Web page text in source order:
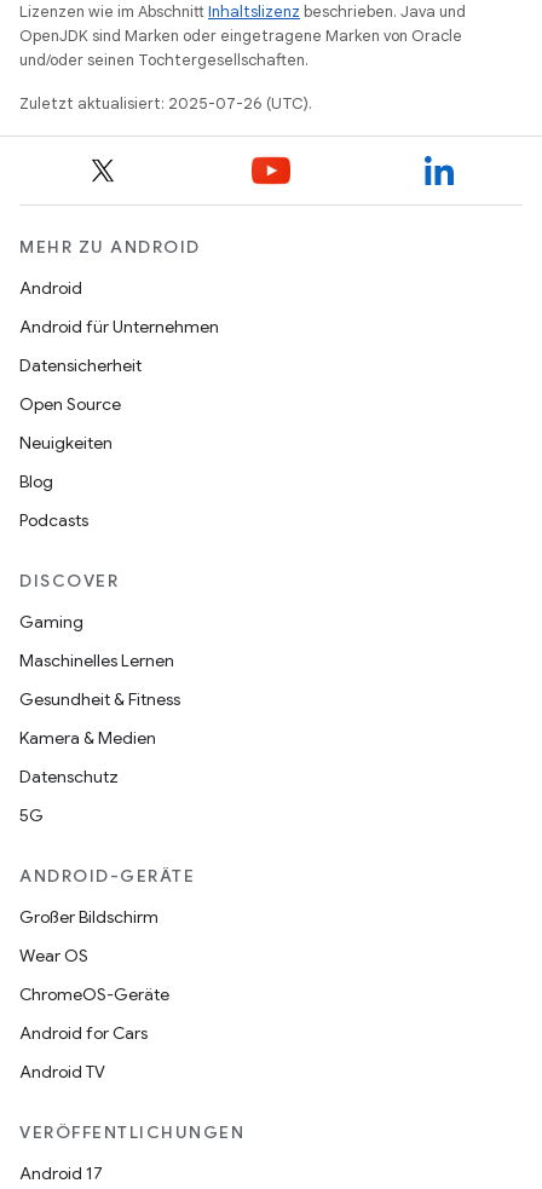
Lizenzen wie im AbschnittInhaltslizenz beschrieben. Java und
OpenJDK sind Marken oder eingetragene Marken von Oracle
und/oder seinen Tochtergesellschaften.
Zuletzt aktualisiert: 2025-07-26 (UTC).
MEHR ZU ANDROID
Android
Android für Unternehmen
Datensicherheit
Open Source
Neuigkeiten
Blog
Podcasts
DISCOVER
Gaming
Maschinelles Lernen
Gesundheit & Fitness
Kamera & Medien
Datenschutz
5G
ANDROID-GERÄTE
Großer Bildschirm
Wear OS
ChromeOS-Geräte
Android for Cars
Android TV
VERÖFFENTLICHUNGEN
Android 17